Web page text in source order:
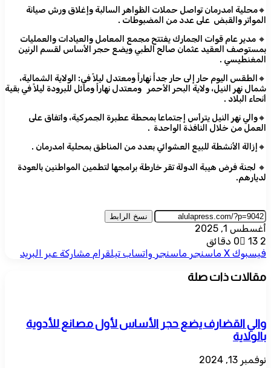
🔸محلية امدرمان تواصل حملات الظواهر السالبة وإغلاق ورش صيانة
المواتر والقبض على عدد من المضبوطات .
🔸 مدير عام قوات الجمارك يفتتح مجمع المعامل والعيادات والعمليات
بمستوصف العقيد عثمان صالح الطبي ويضع حجر الأساس لقسم الرنين
المغنطيسي .
🔸الطقس اليوم حار إلى حار جداً نهاراً ومعتدل ليلاً في: الولاية الشمالية،
شمال نهر النيل، ولاية البحر الأحمر ومعتدل نهاراً ومائل للبرودة ليلاً في بقية
أنحاء البلاد .
🔸والي نهر النيل يترأس إجتماعا بمحطة عطبرة الجمركية، واتفاق على
العمل من خلال النافذة الواحدة .
🔸إزالة الأنشطة للبيع العشوائي بعدد من المناطق بمحلية امدرمان .
🔸 لجنة فرض هيبة الدولة تقر خارطة برامجها لتطمين المواطنين بالعودة
لديارهم.
نسخ الرابط
أغسطس 1, 2025
0
13 2 دقائق
فيسبوك ‫X ماسنجر ماسنجر واتساب تيلقرام مشاركة عبر البريد
مقالات ذات صلة
والي القضارف يضع حجر الأساس لأول مصانع للأدوية
بالولاية
نوفمبر 13, 2024